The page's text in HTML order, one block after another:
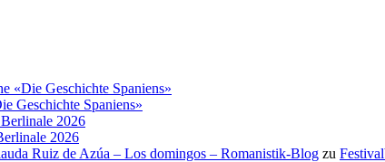
«Die Geschichte Spaniens»
Geschichte Spaniens»
2026
2026
Ruiz de Azúa – Los domingos – Romanistik-Blog zu